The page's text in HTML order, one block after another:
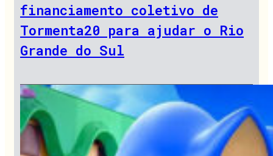
financiamento coletivo de
Tormenta20 para ajudar o Rio
Grande do Sul